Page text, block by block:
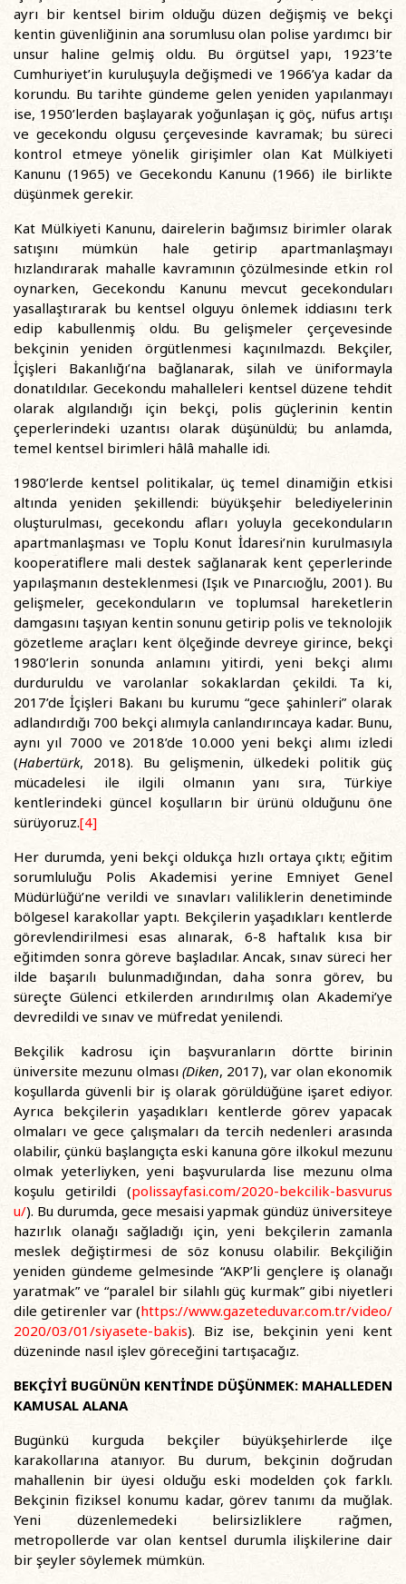
ayrı bir kentsel birim olduğu düzen değişmiş ve bekçi
kentin güvenliğinin ana sorumlusu olan polise yardımcı bir
unsur haline gelmiş oldu. Bu örgütsel yapı, 1923’te
Cumhuriyet’in kuruluşuyla değişmedi ve 1966’ya kadar da
korundu. Bu tarihte gündeme gelen yeniden yapılanmayı
ise, 1950’lerden başlayarak yoğunlaşan iç göç, nüfus artışı
ve gecekondu olgusu çerçevesinde kavramak; bu süreci
kontrol etmeye yönelik girişimler olan Kat Mülkiyeti
Kanunu (1965) ve Gecekondu Kanunu (1966) ile birlikte
düşünmek gerekir.
Kat Mülkiyeti Kanunu, dairelerin bağımsız birimler olarak
satışını mümkün hale getirip apartmanlaşmayı
hızlandırarak mahalle kavramının çözülmesinde etkin rol
oynarken, Gecekondu Kanunu mevcut gecekonduları
yasallaştırarak bu kentsel olguyu önlemek iddiasını terk
edip kabullenmiş oldu. Bu gelişmeler çerçevesinde
bekçinin yeniden örgütlenmesi kaçınılmazdı. Bekçiler,
İçişleri Bakanlığı’na bağlanarak, silah ve üniformayla
donatıldılar. Gecekondu mahalleleri kentsel düzene tehdit
olarak algılandığı için bekçi, polis güçlerinin kentin
çeperlerindeki uzantısı olarak düşünüldü; bu anlamda,
temel kentsel birimleri hâlâ mahalle idi.
1980’lerde kentsel politikalar, üç temel dinamiğin etkisi
altında yeniden şekillendi: büyükşehir belediyelerinin
oluşturulması, gecekondu afları yoluyla gecekonduların
apartmanlaşması ve Toplu Konut İdaresi’nin kurulmasıyla
kooperatiflere mali destek sağlanarak kent çeperlerinde
yapılaşmanın desteklenmesi (Işık ve Pınarcıoğlu, 2001). Bu
gelişmeler, gecekonduların ve toplumsal hareketlerin
damgasını taşıyan kentin sonunu getirip polis ve teknolojik
gözetleme araçları kent ölçeğinde devreye girince, bekçi
1980’lerin sonunda anlamını yitirdi, yeni bekçi alımı
durduruldu ve varolanlar sokaklardan çekildi. Ta ki,
2017’de İçişleri Bakanı bu kurumu “gece şahinleri” olarak
adlandırdığı 700 bekçi alımıyla canlandırıncaya kadar. Bunu,
aynı yıl 7000 ve 2018’de 10.000 yeni bekçi alımı izledi
(Habertürk, 2018). Bu gelişmenin, ülkedeki politik güç
mücadelesi ile ilgili olmanın yanı sıra, Türkiye
kentlerindeki güncel koşulların bir ürünü olduğunu öne
sürüyoruz.[4]
Her durumda, yeni bekçi oldukça hızlı ortaya çıktı; eğitim
sorumluluğu Polis Akademisi yerine Emniyet Genel
Müdürlüğü’ne verildi ve sınavları valiliklerin denetiminde
bölgesel karakollar yaptı. Bekçilerin yaşadıkları kentlerde
görevlendirilmesi esas alınarak, 6-8 haftalık kısa bir
eğitimden sonra göreve başladılar. Ancak, sınav süreci her
ilde başarılı bulunmadığından, daha sonra görev, bu
süreçte Gülenci etkilerden arındırılmış olan Akademi’ye
devredildi ve sınav ve müfredat yenilendi.
Bekçilik kadrosu için başvuranların dörtte birinin
üniversite mezunu olması(Diken, 2017), var olan ekonomik
koşullarda güvenli bir iş olarak görüldüğüne işaret ediyor.
Ayrıca bekçilerin yaşadıkları kentlerde görev yapacak
olmaları ve gece çalışmaları da tercih nedenleri arasında
olabilir, çünkü başlangıçta eski kanuna göre ilkokul mezunu
olmak yeterliyken, yeni başvurularda lise mezunu olma
koşulu getirildi (polissayfasi.com/2020-bekcilik-basvurus
u/). Bu durumda, gece mesaisi yapmak gündüz üniversiteye
hazırlık olanağı sağladığı için, yeni bekçilerin zamanla
meslek değiştirmesi de söz konusu olabilir. Bekçiliğin
yeniden gündeme gelmesinde “AKP’li gençlere iş olanağı
yaratmak” ve “paralel bir silahlı güç kurmak” gibi niyetleri
dile getirenler var (https://www.gazeteduvar.com.tr/video/
2020/03/01/siyasete-bakis). Biz ise, bekçinin yeni kent
düzeninde nasıl işlev göreceğini tartışacağız.
BEKÇİYİ BUGÜNÜN KENTİNDE DÜŞÜNMEK: MAHALLEDEN
KAMUSAL ALANA
Bugünkü kurguda bekçiler büyükşehirlerde ilçe
karakollarına atanıyor. Bu durum, bekçinin doğrudan
mahallenin bir üyesi olduğu eski modelden çok farklı.
Bekçinin fiziksel konumu kadar, görev tanımı da muğlak.
Yeni düzenlemedeki belirsizliklere rağmen,
metropollerde var olan kentsel durumla ilişkilerine dair
bir şeyler söylemek mümkün.